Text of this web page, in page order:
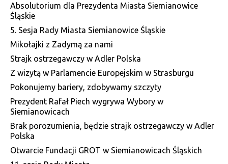
Absolutorium dla Prezydenta Miasta Siemianowice
Śląskie
5. Sesja Rady Miasta Siemianowice Śląskie
Mikołajki z Zadymą za nami
Strajk ostrzegawczy w Adler Polska
Z wizytą w Parlamencie Europejskim w Strasburgu
Pokonujemy bariery, zdobywamy szczyty
Prezydent Rafał Piech wygrywa Wybory w
Siemianowicach
Brak porozumienia, będzie strajk ostrzegawczy w Adler
Polska
Otwarcie Fundacji GROT w Siemianowicach Śląskich